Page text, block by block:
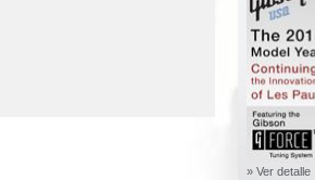
» Ver detalle